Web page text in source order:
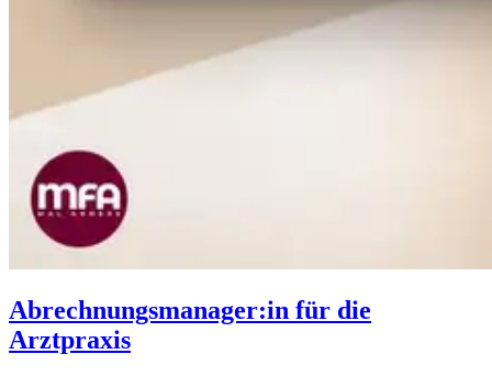
Abrechnungsmanager:in für die
Arztpraxis